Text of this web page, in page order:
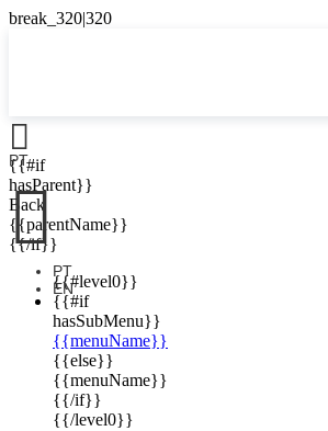

{{#if
hasParent}}
Back
{{parentName}}
{{/if}}
{{#level0}}
{{#if
hasSubMenu}}
{{menuName}}
{{else}}
{{menuName}}
{{/if}}
{{/level0}}
PT

PT
EN